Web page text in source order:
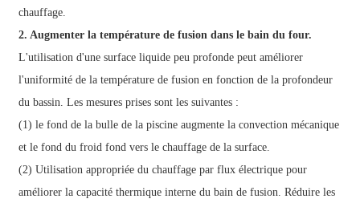
chauffage.
2. Augmenter la température de fusion dans le bain du four.
L'utilisation d'une surface liquide peu profonde peut améliorer
l'uniformité de la température de fusion en fonction de la profondeur
du bassin. Les mesures prises sont les suivantes :
(1) le fond de la bulle de la piscine augmente la convection mécanique
et le fond du froid fond vers le chauffage de la surface.
(2) Utilisation appropriée du chauffage par flux électrique pour
améliorer la capacité thermique interne du bain de fusion. Réduire les